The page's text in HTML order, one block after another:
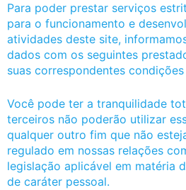
Para poder prestar serviços
para o funcionamento e
atividades deste site,
dados com os seguintes
suas correspondentes
Você pode ter a tranquilidade
terceiros não poderão utilizar
qualquer outro fim que não
regulado em nossas relações
legislação aplicável em matéria
de caráter pessoal.